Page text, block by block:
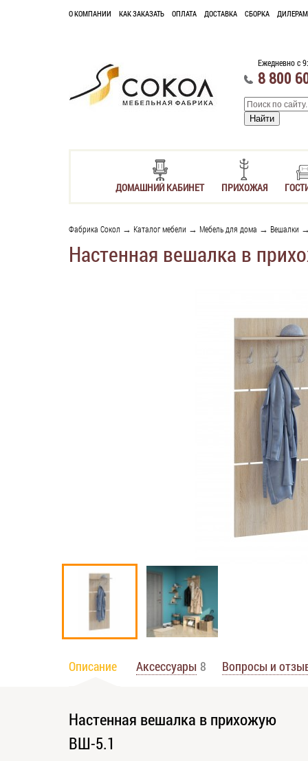
О КОМПАНИИ КАК ЗАКАЗАТЬ ОПЛАТА ДОСТАВКА СБОРКА ДИЛЕРАМ
Ежедневно с
8 800
ДОМАШНИЙ КАБИНЕТ ПРИХОЖАЯ
Фабрика Сокол → Каталог мебели → Мебель для дома → Вешалки
Настенная вешалка в
Описание Аксессуары 8 Вопросы и
Настенная вешалка в прихожую
ВШ-5.1